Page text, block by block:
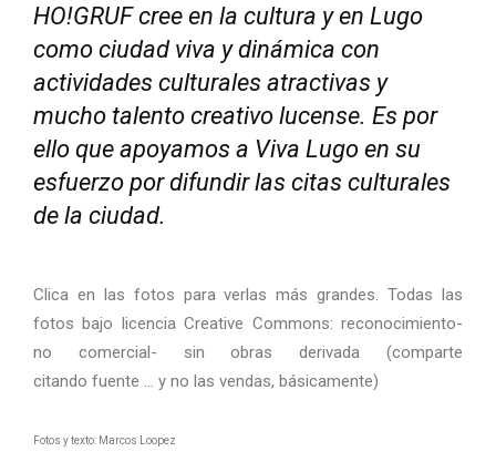
HO!GRUF cree en la cultura y en Lugo
como ciudad viva y dinámica con
actividades culturales atractivas y
mucho talento creativo lucense. Es por
ello que apoyamos a Viva Lugo en su
esfuerzo por difundir las citas culturales
de la ciudad.
Clica en las fotos para verlas más grandes. Todas las
fotos bajo licencia Creative Commons: reconocimiento-
no comercial- sin obras derivada (comparte
citando fuente … y no las vendas, básicamente)
Fotos y texto: Marcos Loopez